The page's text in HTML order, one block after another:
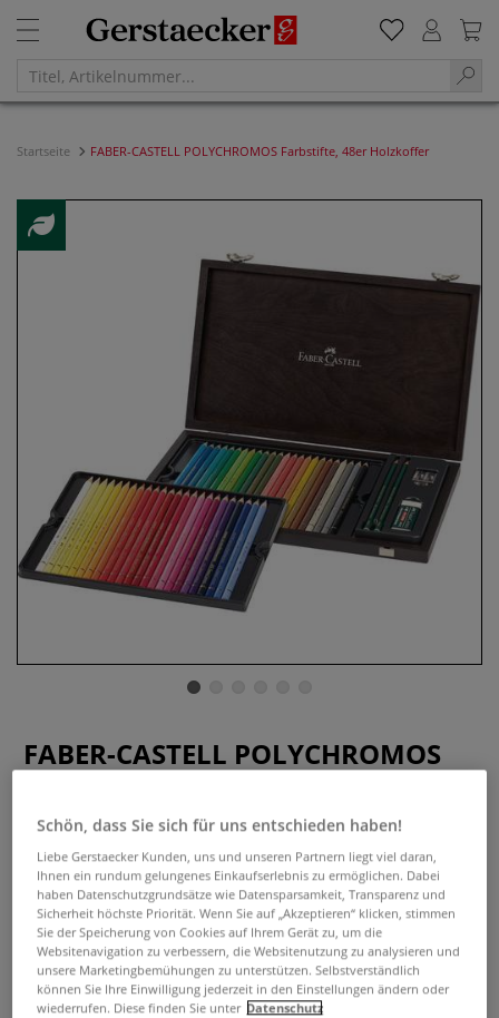
Startseite FABER-CASTELL POLYCHROMOS Farbstifte, 48er Holzkoffer
FABER-CASTELL POLYCHROMOS
Farbstifte, 48er Holzkoffer
0 Bewertungen
Das FABER-CASTELL POLYCHROMOS Set enthält 48 Farbtifte
und Zubehör. Im eleganten Holzkoffer. Weicher, farbsatter
Abstrich, bruchsichere 3,8 mm Mine.
Mehr
Schön, dass Sie sich für uns entschieden haben!
Liebe Gerstaecker Kunden, uns und unseren Partnern liegt viel daran,
Ihnen ein rundum gelungenes Einkaufserlebnis zu ermöglichen. Dabei
haben Datenschutzgrundsätze wie Datensparsamkeit, Transparenz und
Sicherheit höchste Priorität. Wenn Sie auf „Akzeptieren“ klicken, stimmen
Sie der Speicherung von Cookies auf Ihrem Gerät zu, um die
Websitenavigation zu verbessern, die Websitenutzung zu analysieren und
unsere Marketingbemühungen zu unterstützen. Selbstverständlich
können Sie Ihre Einwilligung jederzeit in den Einstellungen ändern oder
wiederrufen. Diese finden Sie unter Datenschutz